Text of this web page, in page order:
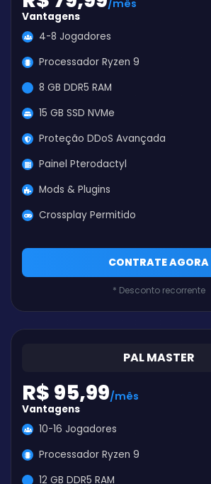
/mês
Vantagens
4-8 Jogadores
Processador Ryzen 9
8 GB DDR5 RAM
15 GB SSD NVMe
Proteção DDoS Avançada
Painel Pterodactyl
Mods & Plugins
Crossplay Permitido
CONTRATE AGORA
* Desconto recorrente
PAL MASTER
R$ 95,99/mês
Vantagens
10-16 Jogadores
Processador Ryzen 9
12 GB DDR5 RAM